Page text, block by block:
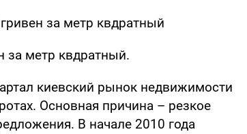
за метр квдратный
за метр квдратный.
киевский рынок недвижимости
Основная причина – резкое
В начале 2010 года